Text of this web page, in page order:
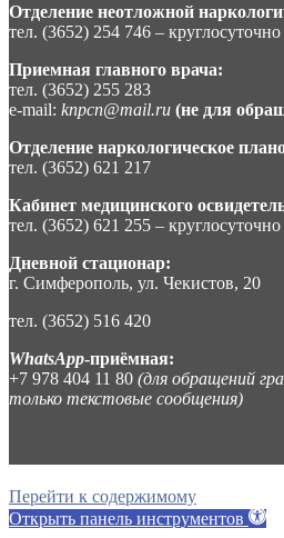
Отделение неотложной
тел. (3652) 254 746 – круглосуточно
Приемная главного врача:
тел. (3652) 255 283
e-mail: knpcn@mail.ru (не для
Отделение наркологическое
тел. (3652) 621 217
Кабинет медицинского
тел. (3652) 621 255 – круглосуточно
Дневной стационар:
г. Симферополь, ул. Чекистов, 20
тел. (3652) 516 420
WhatsApp-приёмная:
+7 978 404 11 80 (для обращений
только текстовые сообщения)
Перейти к содержимому
Открыть панель инструментов